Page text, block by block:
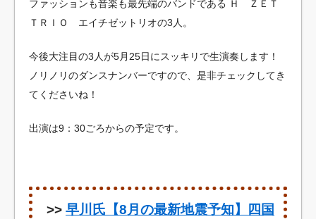
ファッションも音楽も最先端のバンドである Ｈ ＺＥＴ
ＴＲＩＯ エイチゼットリオの3人。
今後大注目の3人が5月25日にスッキリで生演奏します！
ノリノリのダンスナンバーですので、是非チェックしてき
てくださいね！
出演は9：30ごろからの予定です。
>> 早川氏【8月の最新地震予知】四国